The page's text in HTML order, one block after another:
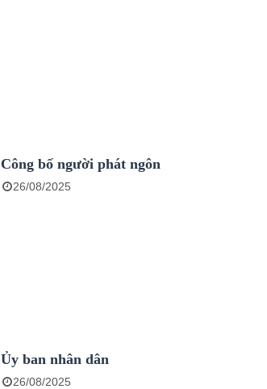
Công bố người phát ngôn
26/08/2025
Ủy ban nhân dân
26/08/2025